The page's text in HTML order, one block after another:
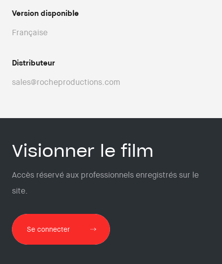
Version disponible
Française
Distributeur
sales@rocheproductions.com
Visionner le film
Accès réservé aux professionnels enregistrés sur le
site.
Se connecter